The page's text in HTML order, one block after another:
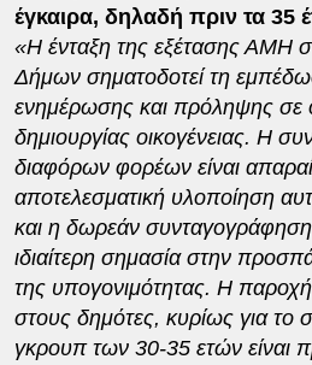
έγκαιρα, δηλαδή πριν τα 35
«Η ένταξη της εξέτασης ΑΜΗ
Δήμων σηματοδοτεί τη
ενημέρωσης και πρόληψης σε
δημιουργίας οικογένειας. Η
διαφόρων φορέων είναι
αποτελεσματική υλοποίηση
και η δωρεάν
ιδιαίτερη σημασία στην
της υπογονιμότητας. Η
στους δημότες, κυρίως για το
γκρουπ των 30-35 ετών είναι